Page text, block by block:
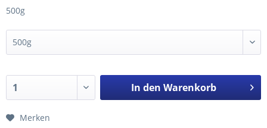
500g
In den Warenkorb
Merken